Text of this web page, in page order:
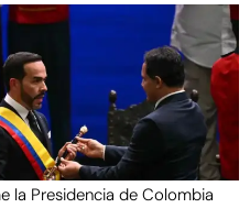
la Presidencia de Colombia